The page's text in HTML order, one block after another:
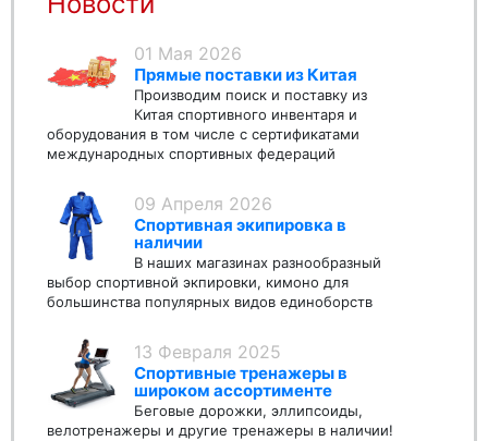
01 Мая 2026
Прямые поставки из Китая
Производим поиск и поставку из
Китая спортивного инвентаря и
оборудования в том числе с сертификатами
международных спортивных федераций
09 Апреля 2026
Спортивная экипировка в
наличии
В наших магазинах разнообразный
выбор спортивной экпировки, кимоно для
большинства популярных видов единоборств
13 Февраля 2025
Спортивные тренажеры в
широком ассортименте
Беговые дорожки, эллипсоиды,
велотренажеры и другие тренажеры в наличии!